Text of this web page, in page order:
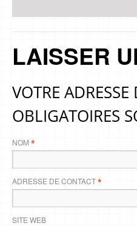
LAISSER
VOTRE
OBLIGATOIRES
NOM *
ADRESSE DE CONTACT*
SITE WEB